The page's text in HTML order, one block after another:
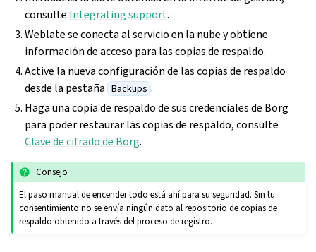
consulte Integrating support.
Weblate se conecta al servicio en la nube y obtiene
información de acceso para las copias de respaldo.
Active la nueva configuración de las copias de respaldo
desde la pestaña Backups .
Haga una copia de respaldo de sus credenciales de Borg
para poder restaurar las copias de respaldo, consulte
Clave de cifrado de Borg.
Consejo
El paso manual de encender todo está ahí para su seguridad. Sin tu
consentimiento no se envía ningún dato al repositorio de copias de
respaldo obtenido a través del proceso de registro.